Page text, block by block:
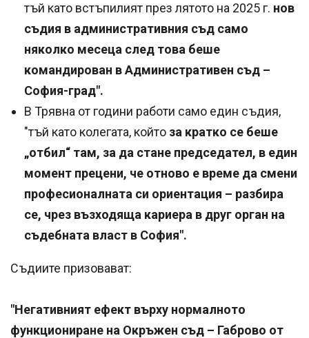
тъй като встъпилият през лятото на 2025 г. нов
съдия в административния съд само
няколко месеца след това беше
командирован в Административен съд –
София-град".
В Трявна от години работи само един съдия,
"тъй като колегата, който за кратко се беше
„отбил“ там, за да стане председател, в един
момент прецени, че отново е време да смени
професионалната си ориентация – разбира
се, чрез възходяща кариера в друг орган на
съдебната власт в София".
Съдиите призовават:
"Негативният ефект върху нормалното
функциониране на Окръжен съд – Габрово от